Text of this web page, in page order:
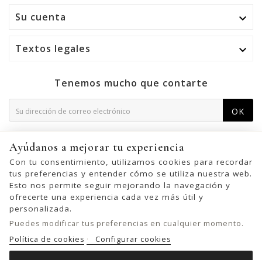
Su cuenta 
Textos legales 
Tenemos mucho que contarte
OK
consulte nuestra información de contacto en el aviso legal.
Ayúdanos a mejorar tu experiencia
Con tu consentimiento, utilizamos cookies para recordar
tus preferencias y entender cómo se utiliza nuestra web.
Esto nos permite seguir mejorando la navegación y
ofrecerte una experiencia cada vez más útil y
personalizada.
Puedes modificar tus preferencias en cualquier momento.
Política de cookies
Configurar cookies
© 2026 - United Bags Company S.L. - Todos los derechos reservados.
Inscrita en el Registro Mercantil de Barcelona, Tomo 33286, Libro 228637,
Folio 0083, Sección general, Inscripción 1ª